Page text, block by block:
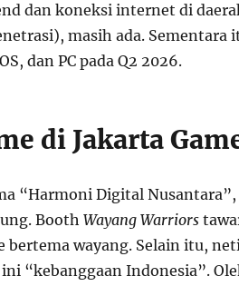
dan koneksi internet di
masih ada. Sementara
dan PC pada Q2 2026.
di Jakarta
“Harmoni Digital
Booth Wayang Warriors
bertema wayang. Selain itu,
“kebanggaan Indonesia”.